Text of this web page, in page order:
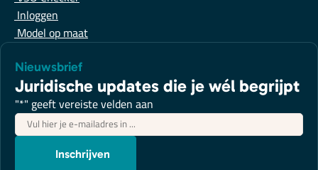
Inloggen
Model op maat
Nieuwsbrief
Juridische updates die je wél begrijpt
"*" geeft vereiste velden aan
E-
mailadres*
Inschrijven